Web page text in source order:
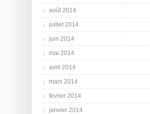
août 2014
juillet 2014
juin 2014
mai 2014
avril 2014
mars 2014
février 2014
janvier 2014